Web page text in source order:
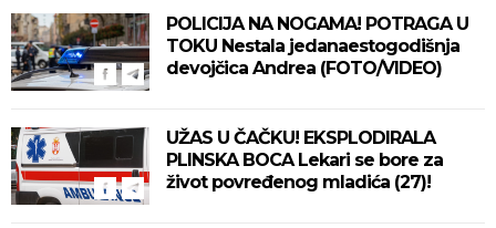
POLICIJA NA NOGAMA! POTRAGA U
TOKU Nestala jedanaestogodišnja
devojčica Andrea (FOTO/VIDEO)
UŽAS U ČAČKU! EKSPLODIRALA
PLINSKA BOCA Lekari se bore za
život povređenog mladića (27)!